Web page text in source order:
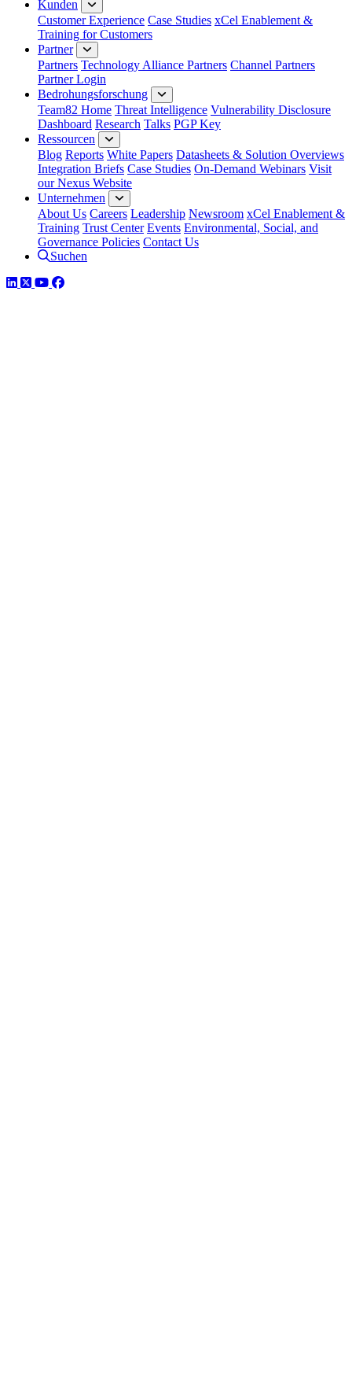
Kunden
Customer Experience Case Studies xCel Enablement &
Training for Customers
Partner
Partners Technology Alliance Partners Channel Partners
Partner Login
Bedrohungsforschung
Team82 Home Threat Intelligence Vulnerability Disclosure
Dashboard Research Talks PGP Key
Ressourcen
Blog Reports White Papers Datasheets & Solution Overviews
Integration Briefs Case Studies On-Demand Webinars Visit
our Nexus Website
Unternehmen
About Us Careers Leadership Newsroom xCel Enablement &
Training Trust Center Events Environmental, Social, and
Governance Policies Contact Us
Suchen
LinkedIn
TwitterYouTube
Facebook